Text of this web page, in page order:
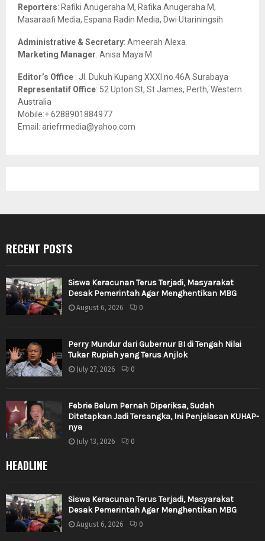
Reporters: Rafiki Anugeraha M, Rafika Anugeraha M,
Masaraafi Media, Espana Radin Media, Dwi Utariningsih
Administrative & Secretary: Ameerah Alexa
Marketing Manager: Anisa Maya M
Editor’s Office : Jl. Dukuh Kupang XXXI no.46A Surabaya
Representatif Office: 52 Upton St, St James, Perth, Western
Australia
Mobile:+ 6288901884977
Email: ariefrmedia@yahoo.com
RECENT POSTS
Siswa Keracunan Terus Terjadi, Masyarakat
Desak Pemerintah Agar Menghentikan MBG
August 6, 2026 0
Perry Mundur dari Gubernur BI di Tengah Nilai
Tukar Rupiah yang Terus Anjlok
July 27, 2026 0
Febrie Belum Pernah Diperiksa, Sudah
Ditetapkan Jadi Tersangka, Ini Penjelasan KUHAP-
nya
July 13, 2026 0
HEADLINE
Siswa Keracunan Terus Terjadi, Masyarakat
Desak Pemerintah Agar Menghentikan MBG
August 6, 2026 0